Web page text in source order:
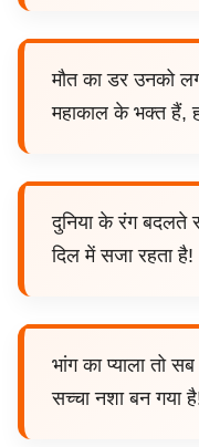
मौत का डर उनको
महाकाल के भक्त हैं,
दुनिया के रंग बदलते
दिल में सजा रहता है!
भांग का प्याला तो
सच्चा नशा बन गया